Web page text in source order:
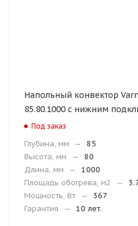
Напольный конвектор
85.80.1000 с нижним
Под заказ
Глубина, мм —
85
Высота, мм
—
80
Длина, мм
—
1000
Площадь обогрева, м2
—
Мощность, Вт
—
367
Гарантия
— 10 лет.